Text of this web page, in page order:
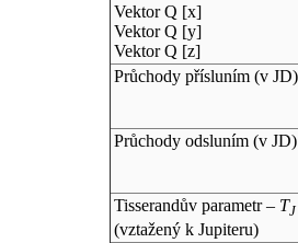
Vektor Q [x]
Vektor Q [y]
Vektor Q [z]
Průchody přísluním (v JD)
Průchody odsluním (v JD)
Tisserandův parametr – TJ
(vztažený k Jupiteru)